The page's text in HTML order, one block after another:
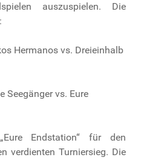
auszuspielen. Die
Hermanos vs. Dreieinhalb
Seegänger vs. Eure
Endstation“ für den
verdienten Turniersieg. Die